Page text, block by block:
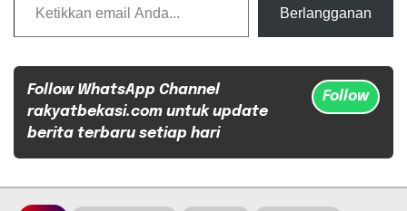
Berlangganan
Follow WhatsApp Channel
rakyatbekasi.com untuk update
berita terbaru setiap hari
Follow